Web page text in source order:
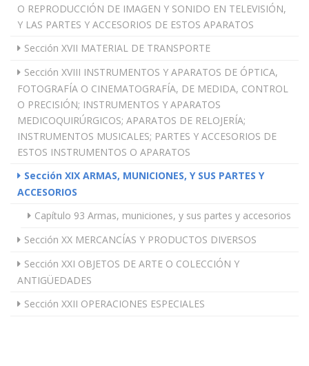
O REPRODUCCIÓN DE IMAGEN Y SONIDO EN TELEVISIÓN,
Y LAS PARTES Y ACCESORIOS DE ESTOS APARATOS
Sección XVII MATERIAL DE TRANSPORTE
Sección XVIII INSTRUMENTOS Y APARATOS DE ÓPTICA,
FOTOGRAFÍA O CINEMATOGRAFÍA, DE MEDIDA, CONTROL
O PRECISIÓN; INSTRUMENTOS Y APARATOS
MEDICOQUIRÚRGICOS; APARATOS DE RELOJERÍA;
INSTRUMENTOS MUSICALES; PARTES Y ACCESORIOS DE
ESTOS INSTRUMENTOS O APARATOS
Sección XIX ARMAS, MUNICIONES, Y SUS PARTES Y
ACCESORIOS
Capítulo 93 Armas, municiones, y sus partes y accesorios
Sección XX MERCANCÍAS Y PRODUCTOS DIVERSOS
Sección XXI OBJETOS DE ARTE O COLECCIÓN Y
ANTIGÜEDADES
Sección XXII OPERACIONES ESPECIALES